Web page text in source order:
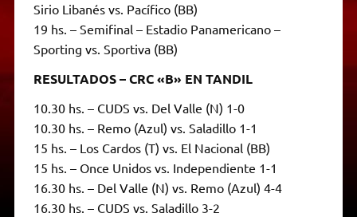
Sirio Libanés vs. Pacífico (BB)
19 hs. – Semifinal – Estadio Panamericano –
Sporting vs. Sportiva (BB)
RESULTADOS – CRC «B» EN TANDIL
10.30 hs. – CUDS vs. Del Valle (N) 1-0
10.30 hs. – Remo (Azul) vs. Saladillo 1-1
15 hs. – Los Cardos (T) vs. El Nacional (BB)
15 hs. – Once Unidos vs. Independiente 1-1
16.30 hs. – Del Valle (N) vs. Remo (Azul) 4-4
16.30 hs. – CUDS vs. Saladillo 3-2